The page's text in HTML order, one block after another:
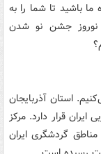
باشید تا شما را به
نوروز جشن نو شدن
استان آذربایجان
ایران قرار دارد. مرکز
گردشگری ایران